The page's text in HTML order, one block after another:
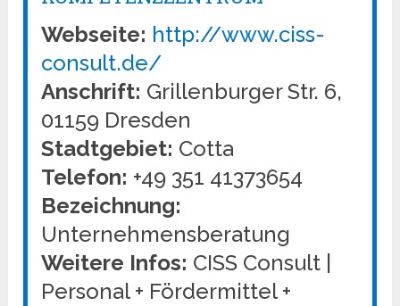
Webseite: http://www.ciss-
consult.de/
Anschrift: Grillenburger Str. 6,
01159 Dresden
Stadtgebiet: Cotta
Telefon: +49 351 41373654
Bezeichnung:
Unternehmensberatung
Weitere Infos: CISS Consult |
Personal + Fördermittel +